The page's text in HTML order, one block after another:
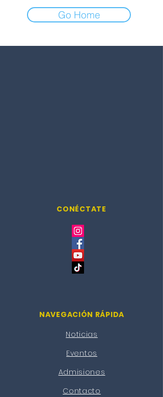
Go Home
CONÉCTATE
NAVEGACIÓN RÁPIDA
Noticias
Eventos
Admisiones
Contacto